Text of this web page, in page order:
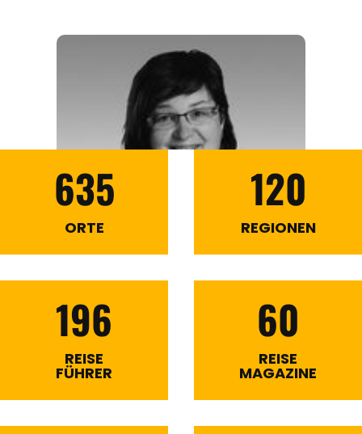
635
ORTE
120
REGIONEN
196
REISE
FÜHRER
60
REISE
MAGAZINE